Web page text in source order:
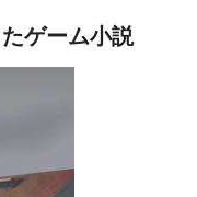
ゲーム小説